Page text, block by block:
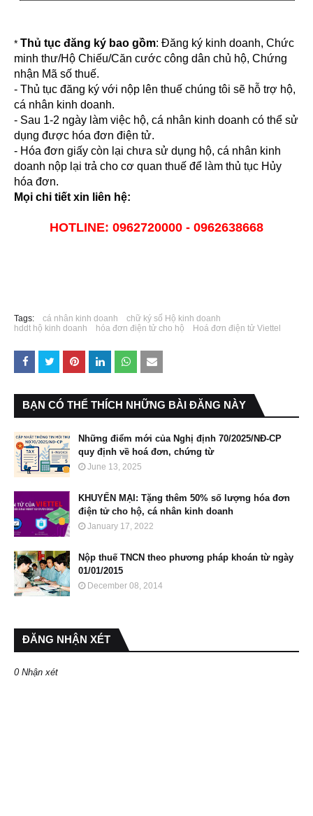
* Thủ tục đăng ký bao gồm: Đăng ký kinh doanh, Chức
minh thư/Hộ Chiếu/Căn cước công dân chủ hộ, Chứng
nhận Mã số thuế.
- Thủ tục đăng ký với nộp lên thuế chúng tôi sẽ hỗ trợ hộ,
cá nhân kinh doanh.
- Sau 1-2 ngày làm việc hộ, cá nhân kinh doanh có thể sử
dụng được hóa đơn điện tử.
- Hóa đơn giấy còn lại chưa sử dụng hộ, cá nhân kinh
doanh nộp lại trả cho cơ quan thuế để làm thủ tục Hủy
hóa đơn.
Mọi chi tiết xin liên hệ:
HOTLINE: 0962720000 - 0962638668
Tags: cá nhân kinh doanh
chữ ký số Hộ kinh doanh
hddt hộ kinh doanh
hóa đơn điện tử cho hộ Hoá đơn điện tử Viettel
BẠN CÓ THỂ THÍCH NHỮNG BÀI ĐĂNG NÀY
Những điểm mới của Nghị định 70/2025/NĐ-CP
quy định về hoá đơn, chứng từ
June 13, 2025
KHUYẾN MẠI: Tặng thêm 50% số lượng hóa đơn
điện tử cho hộ, cá nhân kinh doanh
January 17, 2022
Nộp thuế TNCN theo phương pháp khoán từ ngày
01/01/2015
December 08, 2014
ĐĂNG NHẬN XÉT
0 Nhận xét